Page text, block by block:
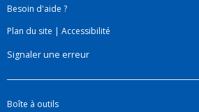
biologiques précoces causés
Ces outils peuvent ensuite
des maladies
Besoin d'aide ?
Plan du site | Accessibilité
Signaler une erreur
Boîte à outils